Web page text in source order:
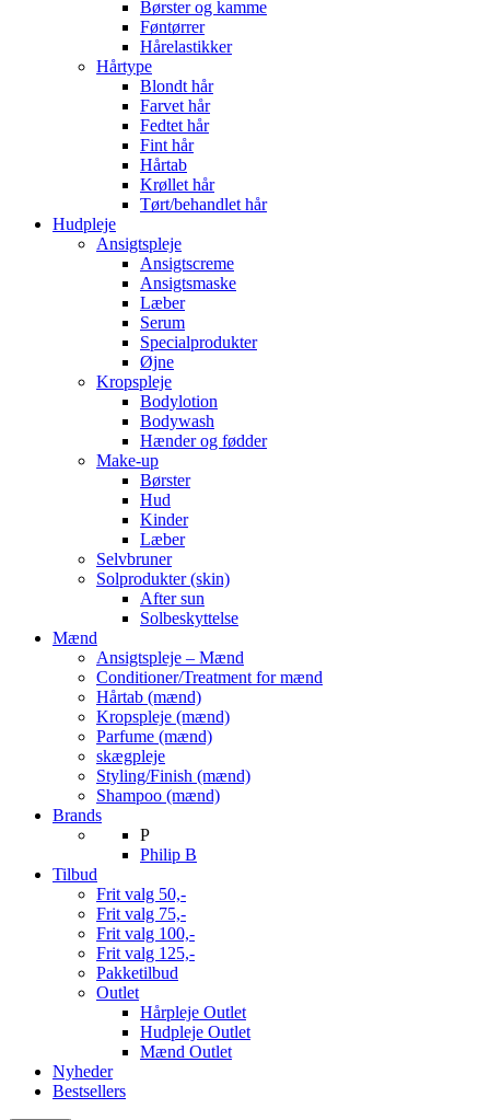
Børster og kamme
Føntørrer
Hårelastikker
Hårtype
Blondt hår
Farvet hår
Fedtet hår
Fint hår
Hårtab
Krøllet hår
Tørt/behandlet hår
Hudpleje
Ansigtspleje
Ansigtscreme
Ansigtsmaske
Læber
Serum
Specialprodukter
Øjne
Kropspleje
Bodylotion
Bodywash
Hænder og fødder
Make-up
Børster
Hud
Kinder
Læber
Selvbruner
Solprodukter (skin)
After sun
Solbeskyttelse
Mænd
Ansigtspleje – Mænd
Conditioner/Treatment for mænd
Hårtab (mænd)
Kropspleje (mænd)
Parfume (mænd)
skægpleje
Styling/Finish (mænd)
Shampoo (mænd)
Brands
P
Philip B
Tilbud
Frit valg 50,-
Frit valg 75,-
Frit valg 100,-
Frit valg 125,-
Pakketilbud
Outlet
Hårpleje Outlet
Hudpleje Outlet
Mænd Outlet
Nyheder
Bestsellers